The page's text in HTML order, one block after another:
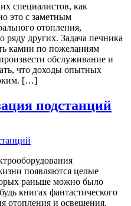
специалистов, как
это с заметным
отопления,
ряду других. Задача печника
камин по пожеланиям
обслуживание и
что доходы опытных
[…]
подстанций
появляются целые
раньше можно было
книгах фантастического
отопления и освещения,